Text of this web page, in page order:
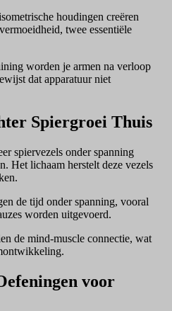
houdingen creëren
twee essentiële
worden je armen na verloop
dat apparatuur niet
Spiergroei Thuis
spiervezels onder spanning
Het lichaam herstelt deze vezels
de tijd onder spanning, vooral
worden uitgevoerd.
de mind-muscle connectie, wat
voor